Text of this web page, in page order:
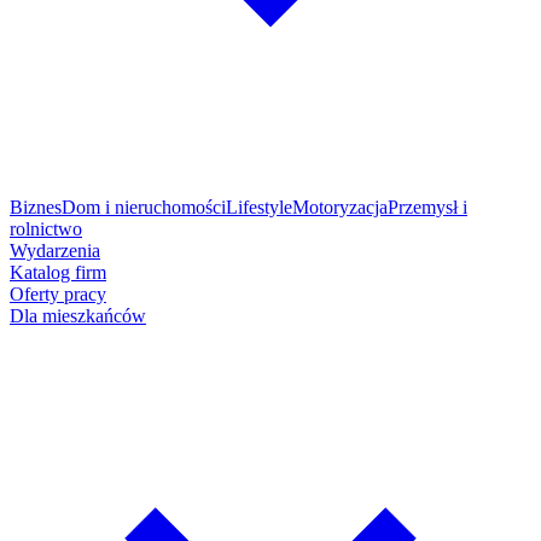
BiznesDom i nieruchomościLifestyleMotoryzacjaPrzemysł i
rolnictwo
Wydarzenia
Katalog firm
Oferty pracy
Dla mieszkańców